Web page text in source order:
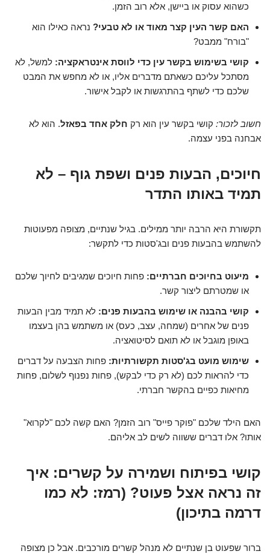
כשהוא עסוק או ביישן, אלא רוב הזמן.
האם קשר העין קצר מאוד או לא טבעי? נראה כאילו הוא
"בורח" ממבט?
קושי בשימוש בקשר עין כדי לווסת אינטראקציה: למשל, לא
מסתכל עליכם כשאתם מדברים אליו, או לא מחפש את המבט
שלכם כדי לשתף בהתרגשות או לקבל אישור.
חשוב לזכור: קושי בקשר עין הוא רק חלק אחד בפאזל. הוא לא
אבחנה בפני עצמה.
חיוכים, הבעות פנים ושפת גוף – לא
תמיד באותו התדר
תקשורת היא הרבה יותר ממילים. בגיל שנתיים, מצופה מפעוטות
להשתמש בהבעות פנים ובג'סטות כדי לתקשר:
מיעוט בחיוכים חברתיים: פחות חיוכים שמגיבים לחיוך שלכם
או שמטרתם ליצור קשר.
קושי בהבנה או שימוש בהבעות פנים: לא תמיד מבין הבעות
פנים של אחרים (שמחה, עצב, כעס) או משתמש בהן בעצמו
באופן מוגבל או לא תואם לסיטואציה.
שימוש מועט בג'סטות תקשורתיות: פחות הצבעה על דברים
כדי להראות לכם (לא רק כדי לבקש), פחות נפנוף לשלום, פחות
מחיאות כפיים בהקשר חברתי.
האם הילד שלכם "פוקר פייס" רוב הזמן? האם קשה לכם "לקרוא"
אותו? אלו דברים ששווה לשים לב אליהם.
קושי בפיתוח ושמירה על קשרים: איך
זה נראה אצל פעוט? (רמז: לא כמו
דרמה בתיכון)
ברור שפעוט בן שנתיים לא מנהל קשרים מורכבים. אבל כן מצופה